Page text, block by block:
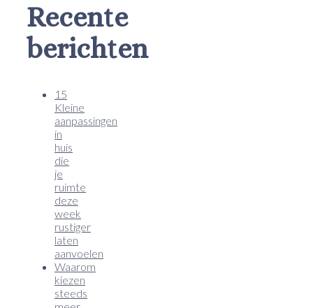
Recente
berichten
15
Kleine
aanpassingen
in
huis
die
je
ruimte
deze
week
rustiger
laten
aanvoelen
Waarom
kiezen
steeds